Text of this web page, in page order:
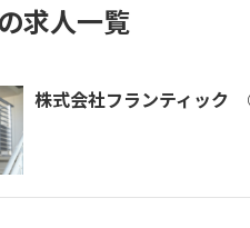
求人一覧
株式会社フランティック